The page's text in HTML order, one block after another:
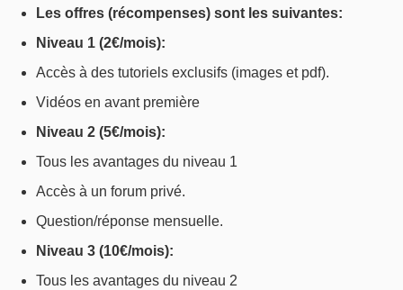
Les offres (récompenses) sont les suivantes:
Niveau 1 (2€/mois):
Accès à des tutoriels exclusifs (images et pdf).
Vidéos en avant première
Niveau 2 (5€/mois):
Tous les avantages du niveau 1
Accès à un forum privé.
Question/réponse mensuelle.
Niveau 3 (10€/mois):
Tous les avantages du niveau 2